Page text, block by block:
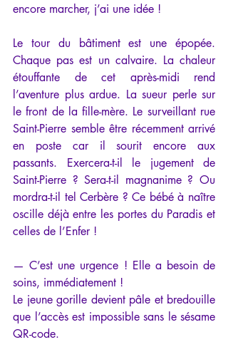
encore marcher, j’ai une idée !
Le tour du bâtiment est une épopée.
Chaque pas est un calvaire. La chaleur
étouffante de cet après-midi rend
l’aventure plus ardue. La sueur perle sur
le front de la fille-mère. Le surveillant rue
Saint-Pierre semble être récemment arrivé
en poste car il sourit encore aux
passants. Exercera-t-il le jugement de
Saint-Pierre ? Sera-t-il magnanime ? Ou
mordra-t-il tel Cerbère ? Ce bébé à naître
oscille déjà entre les portes du Paradis et
celles de l’Enfer !
— C’est une urgence ! Elle a besoin de
soins, immédiatement !
Le jeune gorille devient pâle et bredouille
que l’accès est impossible sans le sésame
QR-code.